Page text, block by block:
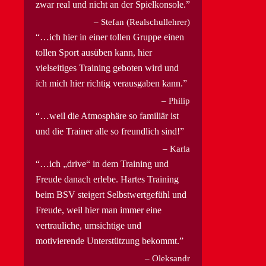
zwar real und nicht an der Spielkonsole.
Stefan (Realschullehrer)
…ich hier in einer tollen Gruppe einen
tollen Sport ausüben kann, hier
vielseitiges Training geboten wird und
ich mich hier richtig verausgaben kann.
Philip
…weil die Atmosphäre so familiär ist
und die Trainer alle so freundlich sind!
Karla
…ich „drive“ in dem Training und
Freude danach erlebe. Hartes Training
beim BSV steigert Selbstwertgefühl und
Freude, weil hier man immer eine
vertrauliche, umsichtige und
motivierende Unterstützung bekommt.
Oleksandr